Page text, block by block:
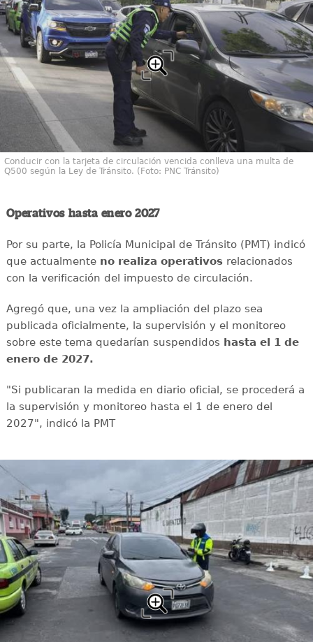
Conducir con la tarjeta de circulación vencida conlleva una multa de
Q500 según la Ley de Tránsito. (Foto: PNC Tránsito)
Operativos hasta enero 2027
Por su parte, la Policía Municipal de Tránsito (PMT) indicó
que actualmente no realiza operativosrelacionados
con la verificación del impuesto de circulación.
Agregó que, una vez la ampliación del plazo sea
publicada oficialmente, la supervisión y el monitoreo
sobre este tema quedarían suspendidos hasta el 1 de
enero de 2027.
"Si publicaran la medida en diario oficial, se procederá a
la supervisión y monitoreo hasta el 1 de enero del
2027", indicó la PMT